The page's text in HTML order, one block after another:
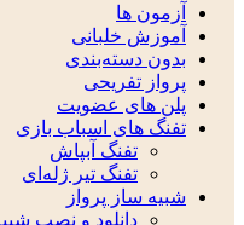
آزمون ها
آموزش خلبانی
بدون دسته‌بندی
پرواز تفریحی
پلن های عضویت
تفنگ های اسباب بازی
تفنگ آبپاش
تفنگ تیر ژله‌ای
شبیه ساز پرواز
دانلود و نصب